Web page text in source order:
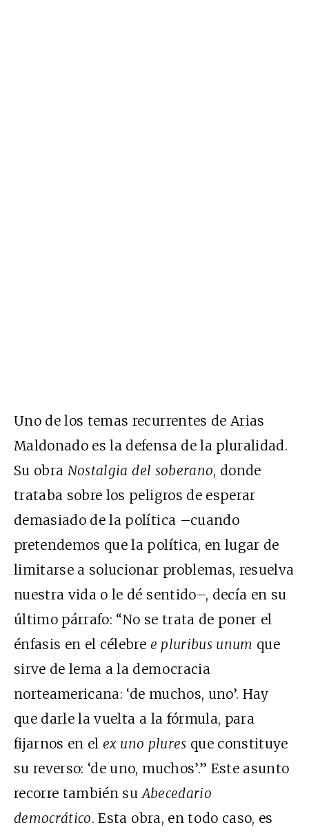
Uno de los temas recurrentes de Arias
Maldonado es la defensa de la pluralidad.
Su obra Nostalgia del soberano, donde
trataba sobre los peligros de esperar
demasiado de la política –cuando
pretendemos que la política, en lugar de
limitarse a solucionar problemas, resuelva
nuestra vida o le dé sentido–, decía en su
último párrafo: “No se trata de poner el
énfasis en el célebre e pluribus unum que
sirve de lema a la democracia
norteamericana: ‘de muchos, uno’. Hay
que darle la vuelta a la fórmula, para
fijarnos en elex uno plures que constituye
su reverso: ‘de uno, muchos’.” Este asunto
recorre también suAbecedario
democrático. Esta obra, en todo caso, es